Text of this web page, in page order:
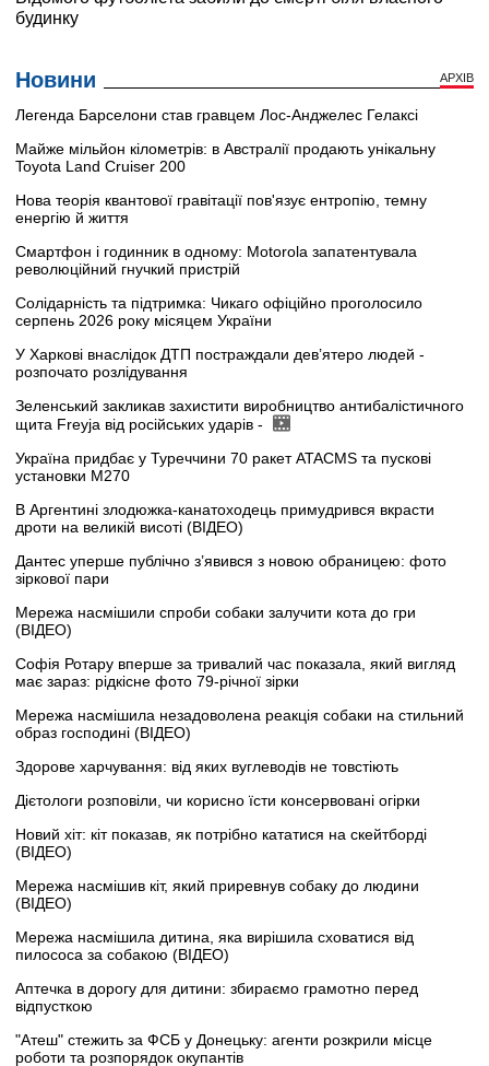
Новини АРХІВ
Легенда Барселони став гравцем Лос-Анджелес Гелаксі
Майже мільйон кілометрів: в Австралії продають унікальну
Toyota Land Cruiser 200
Нова теорія квантової гравітації пов'язує ентропію, темну
енергію й життя
Смартфон і годинник в одному: Motorola запатентувала
революційний гнучкий пристрій
Солідарність та підтримка: Чикаго офіційно проголосило
серпень 2026 року місяцем України
У Харкові внаслідок ДТП постраждали дев’ятеро людей -
розпочато розлідування
Зеленський закликав захистити виробництво антибалістичного
щита Freyja від російських ударів -
Україна придбає у Туреччини 70 ракет ATACMS та пускові
установки M270
В Аргентині злодюжка-канатоходець примудрився вкрасти
дроти на великій висоті (ВІДЕО)
Дантес уперше публічно з’явився з новою обраницею: фото
зіркової пари
Мережа насмішили спроби собаки залучити кота до гри
(ВІДЕО)
Софія Ротару вперше за тривалий час показала, який вигляд
має зараз: рідкісне фото 79-річної зірки
Мережа насмішила незадоволена реакція собаки на стильний
образ господині (ВІДЕО)
Здорове харчування: від яких вуглеводів не товстіють
Дієтологи розповіли, чи корисно їсти консервовані огірки
Новий хіт: кіт показав, як потрібно кататися на скейтборді
(ВІДЕО)
Мережа насмішив кіт, який приревнув собаку до людини
(ВІДЕО)
Мережа насмішила дитина, яка вирішила сховатися від
пилососа за собакою (ВІДЕО)
Аптечка в дорогу для дитини: збираємо грамотно перед
відпусткою
"Атеш" стежить за ФСБ у Донецьку: агенти розкрили місце
роботи та розпорядок окупантів